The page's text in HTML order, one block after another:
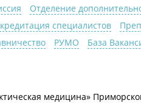
Отделение
специалистов
РУМО База
медицина»